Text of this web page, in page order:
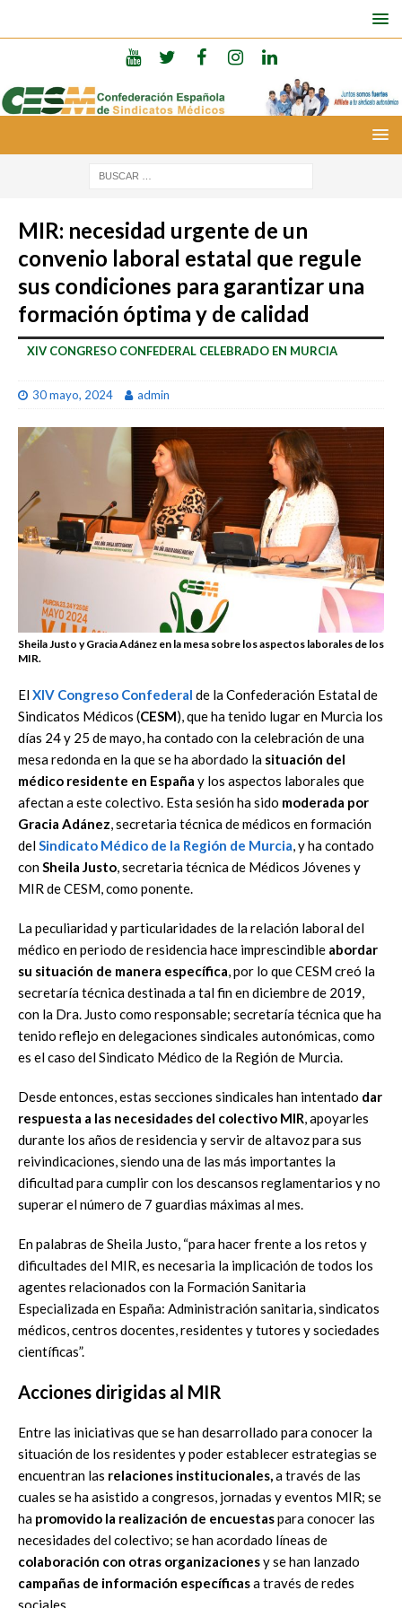
MIR: necesidad urgente de un
convenio laboral estatal que regule
sus condiciones para garantizar una
formación óptima y de calidad
XIV CONGRESO CONFEDERAL CELEBRADO EN MURCIA
30 mayo, 2024 admin
Sheila Justo y Gracia Adánez en la mesa sobre los aspectos laborales de los
MIR.
ElXIV Congreso Confederal de la Confederación Estatal de
Sindicatos Médicos (CESM), que ha tenido lugar en Murcia los
días 24 y 25 de mayo, ha contado con la celebración de una
mesa redonda en la que se ha abordado la situación del
médico residente en España y los aspectos laborales que
afectan a este colectivo. Esta sesión ha sido moderada por
Gracia Adánez, secretaria técnica de médicos en formación
delSindicato Médico de la Región de Murcia, y ha contado
conSheila Justo, secretaria técnica de Médicos Jóvenes y
MIR de CESM, como ponente.
La peculiaridad y particularidades de la relación laboral del
médico en periodo de residencia hace imprescindible abordar
su situación de manera específica, por lo que CESM creó la
secretaría técnica destinada a tal fin en diciembre de 2019,
con la Dra. Justo como responsable; secretaría técnica que ha
tenido reflejo en delegaciones sindicales autonómicas, como
es el caso del Sindicato Médico de la Región de Murcia.
Desde entonces, estas secciones sindicales han intentado dar
respuesta a las necesidades del colectivo MIR, apoyarles
durante los años de residencia y servir de altavoz para sus
reivindicaciones, siendo una de las más importantes la
dificultad para cumplir con los descansos reglamentarios y no
superar el número de 7 guardias máximas al mes.
En palabras de Sheila Justo, “para hacer frente a los retos y
dificultades del MIR, es necesaria la implicación de todos los
agentes relacionados con la Formación Sanitaria
Especializada en España: Administración sanitaria, sindicatos
médicos, centros docentes, residentes y tutores y sociedades
científicas”.
Acciones dirigidas al MIR
Entre las iniciativas que se han desarrollado para conocer la
situación de los residentes y poder establecer estrategias se
encuentran las relaciones institucionales,a través de las
cuales se ha asistido a congresos, jornadas y eventos MIR; se
ha promovido la realización de encuestaspara conocer las
necesidades del colectivo; se han acordado líneas de
colaboración con otras organizacionesy se han lanzado
campañas de información específicasa través de redes
sociales.